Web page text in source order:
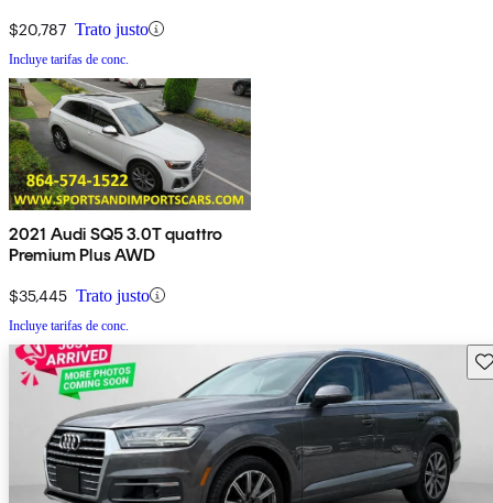
$20,787 Trato justo
Incluye tarifas de conc.
2021 Audi SQ5 3.0T quattro
Premium Plus AWD
$35,445 Trato justo
Incluye tarifas de conc.